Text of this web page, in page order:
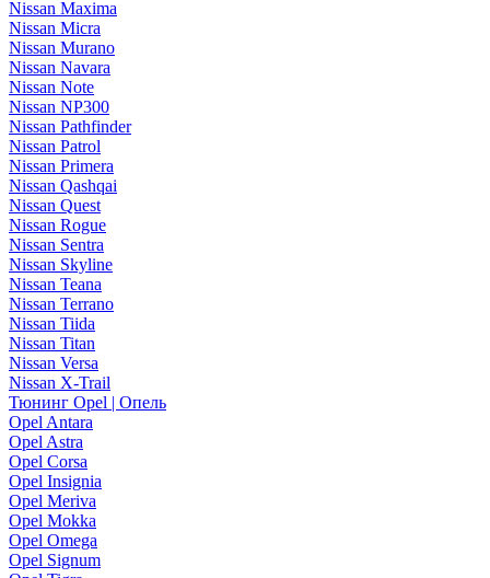
Nissan Maxima
Nissan Micra
Nissan Murano
Nissan Navara
Nissan Note
Nissan NP300
Nissan Pathfinder
Nissan Patrol
Nissan Primera
Nissan Qashqai
Nissan Quest
Nissan Rogue
Nissan Sentra
Nissan Skyline
Nissan Teana
Nissan Terrano
Nissan Tiida
Nissan Titan
Nissan Versa
Nissan X-Trail
Тюнинг Opel | Опель
Opel Antara
Opel Astra
Opel Corsa
Opel Insignia
Opel Meriva
Opel Mokka
Opel Omega
Opel Signum